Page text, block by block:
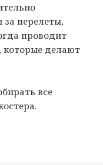
за перелеты,
проводит
которые делают
все
авиакомпании